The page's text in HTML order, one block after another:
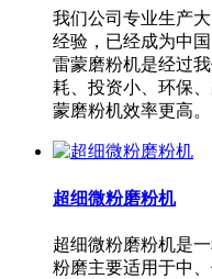
我们公司专业生产
经验，已经成为中
雷蒙磨粉机是经过
耗、投资小、环保
蒙磨粉机效率更高。
超细微粉磨粉机
超细微粉磨粉机是
粉磨主要适用于中